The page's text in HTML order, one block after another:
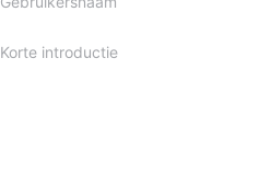
Korte introductie